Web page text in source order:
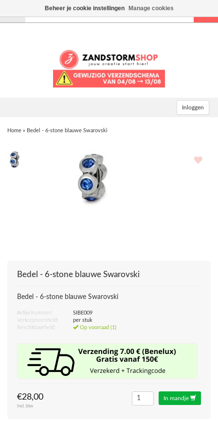
Inloggen
Home » Bedel - 6-stone blauwe Swarovski
Bedel - 6-stone blauwe Swarovski
Bedel - 6-stone blauwe Swarovski
Artikelnummer:
SIBE009
Verkoopseenheid:
per stuk
Beschikbaarheid:
Op voorraad (1)
€28,00
Incl. btw
In mandje
Beheer je cookie instellingen Manage cookies